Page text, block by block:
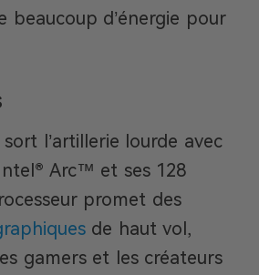
beaucoup d’énergie pour
l’artillerie lourde avec
Arc™ et ses 128
promet des
de haut vol,
gamers et les créateurs